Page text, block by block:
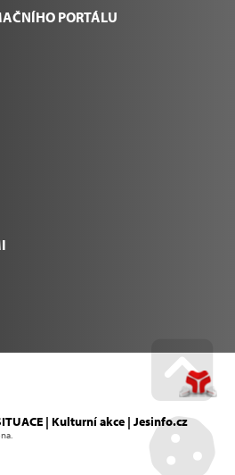
PORTÁLU
| Kulturní akce | Jesinfo.cz
Go